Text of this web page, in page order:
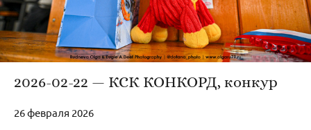
2026-02-22 — КСК КОНКОРД, конкур
26 февраля 2026